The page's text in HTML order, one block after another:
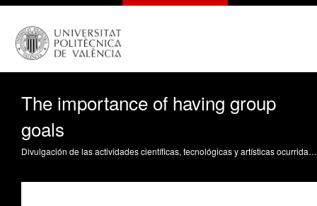
The importance of having group
goals
Divulgación de las actividades científicas, tecnológicas y artísticas ocurridas en los tres campus de la UPV